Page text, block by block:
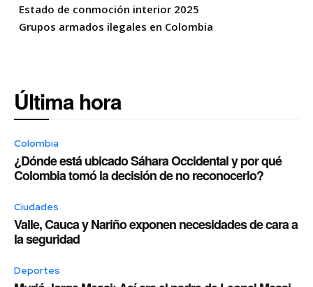
Estado de conmoción interior 2025
Grupos armados ilegales en Colombia
Última hora
Colombia
¿Dónde está ubicado Sáhara Occidental y por qué
Colombia tomó la decisión de no reconocerlo?
Ciudades
Valle, Cauca y Nariño exponen necesidades de cara a
la seguridad
Deportes